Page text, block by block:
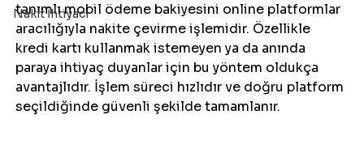
Nakit İhtiyacı
tanımlı mobil ödeme bakiyesini online platformlar
aracılığıyla nakite çevirme işlemidir. Özellikle
kredi kartı kullanmak istemeyen ya da anında
paraya ihtiyaç duyanlar için bu yöntem oldukça
avantajlıdır. İşlem süreci hızlıdır ve doğru platform
seçildiğinde güvenli şekilde tamamlanır.